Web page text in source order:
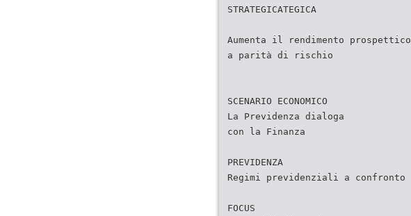
STRATEGICATEGICA
Aumenta il rendimento prospettico
a parità di rischio
SCENARIO ECONOMICO
La Previdenza dialoga
con la Finanza
PREVIDENZA
Regimi previdenziali a confronto
FOCUS